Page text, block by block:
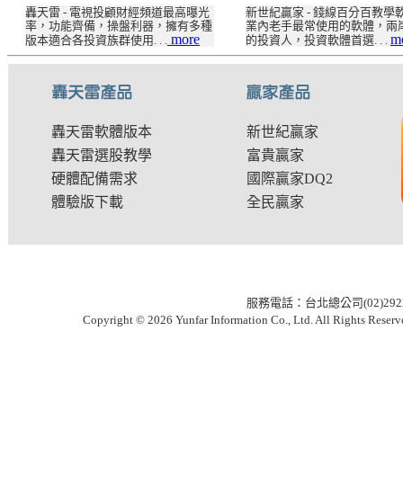
轟天雷 - 電視投顧財經頻道最高曝光
率，功能齊備，操盤利器，擁有多種
版本適合各投資族群使用. . . more
新世紀贏家 - 錢線百分百教學
業內老手最常使用的軟體，兩
的投資人，投資軟體首選. . .
轟天雷軟體版本
新世紀贏家
轟天雷選股教學
富貴贏家
硬體配備需求
國際贏家DQ2
體驗版下載
全民贏家
服務電話：台北總公司
Copyright © 2026 Yunfar Information Co., Ltd. All Rights